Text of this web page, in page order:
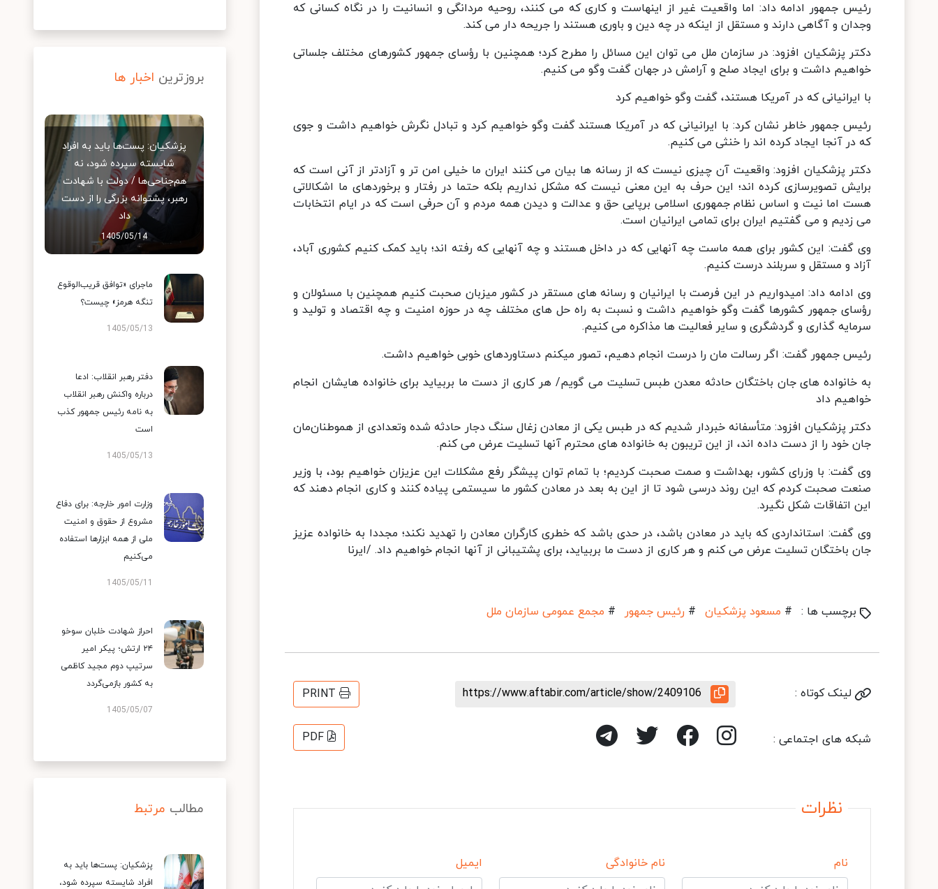
رئیس جمهور ادامه داد: اما واقعیت غیر از اینهاست و کاری که می کنند، روحیه مردانگی و انسانیت را در نگاه کسانی که
وجدان و آگاهی دارند و مستقل از اینکه در چه دین و باوری هستند را جریحه دار می کند.
دکتر پزشکیان افزود: در سازمان ملل می توان این مسائل را مطرح کرد؛ همچنین با رؤسای جمهور کشورهای مختلف جلساتی
خواهیم داشت و برای ایجاد صلح و آرامش در جهان گفت وگو می کنیم.
با ایرانیانی که در آمریکا هستند، گفت وگو خواهیم کرد
رئیس جمهور خاطر نشان کرد: با ایرانیانی که در آمریکا هستند گفت وگو خواهیم کرد و تبادل نگرش خواهیم داشت و جوی
که در آنجا ایجاد کرده اند را خنثی می کنیم.
دکتر پزشکیان افزود: واقعیت آن چیزی نیست که از رسانه ها بیان می کنند ایران ما خیلی امن تر و آزادتر از آنی است که
برایش تصویرسازی کرده اند؛ این حرف به این معنی نیست که مشکل نداریم بلکه حتما در رفتار و برخوردهای ما اشکالاتی
هست اما نیت و اساس نظام جمهوری اسلامی برپایی حق و عدالت و دیدن همه مردم و آن حرفی است که در ایام انتخابات
می زدیم و می گفتیم ایران برای تمامی ایرانیان است.
وی گفت: این کشور برای همه ماست چه آنهایی که در داخل هستند و چه آنهایی که رفته اند؛ باید کمک کنیم کشوری آباد،
آزاد و مستقل و سربلند درست کنیم.
وی ادامه داد: امیدواریم در این فرصت با ایرانیان و رسانه های مستقر در کشور میزبان صحبت کنیم همچنین با مسئولان و
رؤسای جمهور کشورها گفت وگو خواهیم داشت و نسبت به راه حل های مختلف چه در حوزه امنیت و چه اقتصاد و تولید و
سرمایه گذاری و گردشگری و سایر فعالیت ها مذاکره می کنیم.
رئیس جمهور گفت: اگر رسالت مان را درست انجام دهیم، تصور میکنم دستاوردهای خوبی خواهیم داشت.
به خانواده های جان باختگان حادثه معدن طبس تسلیت می گویم/ هر کاری از دست ما بربیاید برای خانواده هایشان انجام
خواهیم داد
دکتر پزشکیان افزود: متأسفانه خبردار شدیم که در طبس یکی از معادن زغال سنگ دجار حادثه شده وتعدادی از هموطنان‌مان
جان خود را از دست داده اند، از این تریبون به خانواده های محترم آنها تسلیت عرض می کنم.
وی گفت: با وزرای کشور، بهداشت و صمت صحبت کردیم؛ با تمام توان پیشگر رفع مشکلات این عزیزان خواهیم بود، با وزیر
صنعت صحبت کردم که این روند درسی شود تا از این به بعد در معادن کشور ما سیستمی پیاده کنند و کاری انجام دهند که
این اتفاقات شکل نگیرد.
وی گفت: استانداردی که باید در معادن باشد، در حدی باشد که خطری کارگران معادن را تهدید نکند؛ مجددا به خانواده عزیز
جان باختگان تسلیت عرض می کنم و هر کاری از دست ما بربیاید، برای پشتیبانی از آنها انجام خواهیم داد. /ایرنا
برچسب ها : # مسعود پزشکیان # رئیس جمهور # مجمع عمومی سازمان ملل
لینک کوتاه : https://www.aftabir.com/article/show/2409106
PRINT
شبکه های اجتماعی : PDF
نظرات
نام نام خانوادگی ایمیل
بروزترین اخبار ها
پزشکیان: پست‌ها باید به افراد
شایسته سپرده شود، نه
هم‌جناحی‌ها / دولت با شهادت
رهبر، پشتوانه بزرگی را از دست
داد
1405/05/14
ماجرای «توافق قریب‌الوقوع
تنگه هرمز» چیست؟
1405/05/13
دفتر رهبر انقلاب: ادعا
درباره واکنش رهبر انقلاب
به نامه رئیس جمهور کذب
است
1405/05/13
وزارت امور خارجه: برای دفاع
مشروع از حقوق و امنیت
ملی از همه ابزارها استفاده
می‌کنیم
1405/05/11
احراز شهادت خلبان سوخو
۲۴ ارتش؛ پیکر امیر
سرتیپ دوم مجید کاظمی
به کشور بازمی‌گردد
1405/05/07
مطالب مرتبط
پزشکیان: پست‌ها باید به
افراد شایسته سپرده شود،